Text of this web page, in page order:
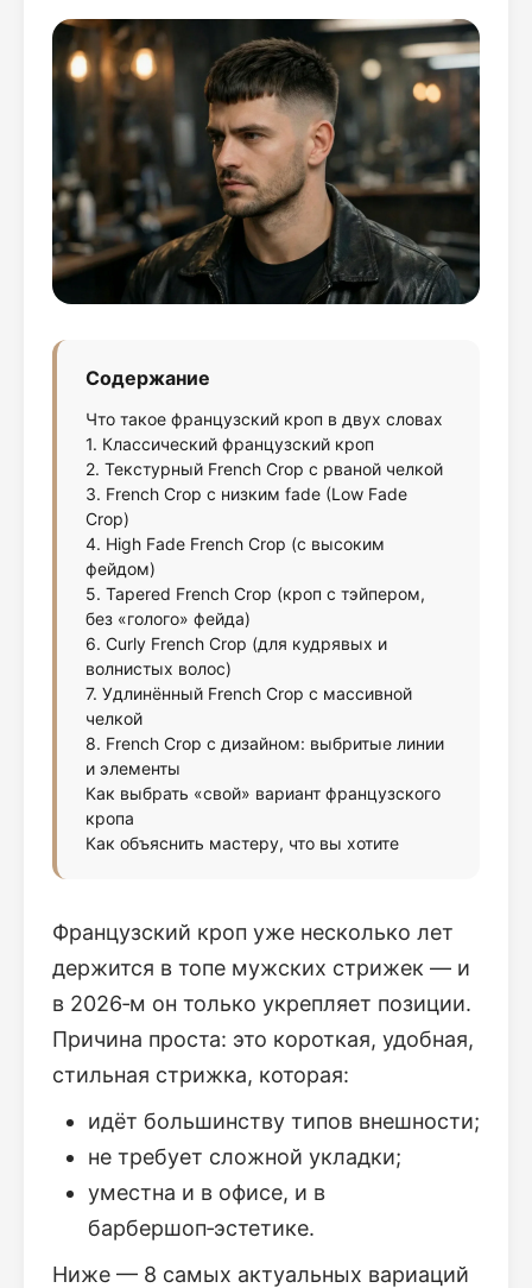
Содержание
Что такое французский кроп в двух словах
1. Классический французский кроп
2. Текстурный French Crop с рваной челкой
3. French Crop с низким fade (Low Fade
Crop)
4. High Fade French Crop (с высоким
фейдом)
5. Tapered French Crop (кроп с тэйпером,
без «голого» фейда)
6. Curly French Crop (для кудрявых и
волнистых волос)
7. Удлинённый French Crop с массивной
челкой
8. French Crop с дизайном: выбритые линии
и элементы
Как выбрать «свой» вариант французского
кропа
Как объяснить мастеру, что вы хотите
Французский кроп уже несколько лет
держится в топе мужских стрижек — и
в 2026‑м он только укрепляет позиции.
Причина проста: это короткая, удобная,
стильная стрижка, которая:
идёт большинству типов внешности;
не требует сложной укладки;
уместна и в офисе, и в
барбершоп‑эстетике.
Ниже — 8 самых актуальных вариаций